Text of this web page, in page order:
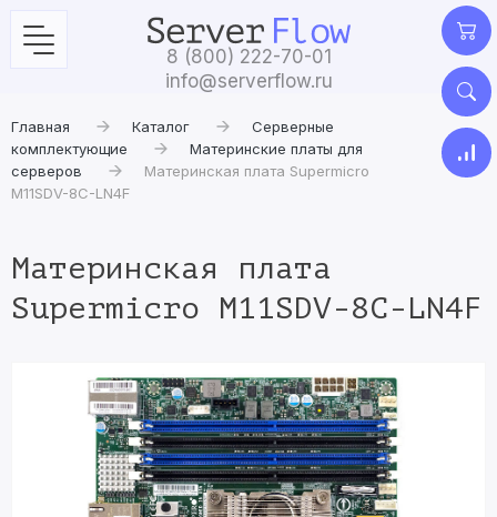
8 (800) 222-70-01
info@serverflow.ru
Главная Каталог
Серверные
комплектующие
Материнские платы для
серверов
Материнская плата Supermicro
M11SDV-8C-LN4F
Материнская плата
Supermicro M11SDV-8C-LN4F